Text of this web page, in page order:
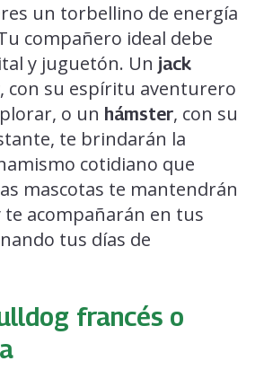
un torbellino de energía
compañero ideal debe
y juguetón. Un jack
, con su espíritu aventurero
o un hámster, con su
te brindarán la
cotidiano que
mascotas te mantendrán
acompañarán en tus
tus días de
francés o